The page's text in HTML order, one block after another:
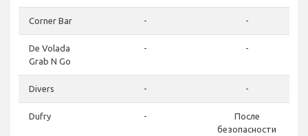
Corner Bar - -
De Volada
Grab N Go
- -
Divers - -
Dufry -
После
безопасности